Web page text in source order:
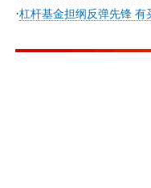
·杠杆基金担纲反弹先锋 有